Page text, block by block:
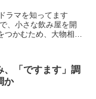
ラマを知ってます
かむため、大物相手
、「ですます」調
か